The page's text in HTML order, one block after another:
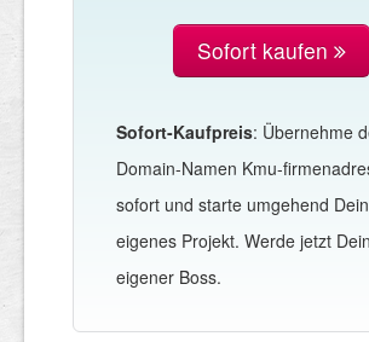
Sofort kaufen
Sofort-Kaufpreis: Übernehme
Domain-Namen Kmu-
sofort und starte umgehend Dein
eigenes Projekt. Werde jetzt Dein
eigener Boss.